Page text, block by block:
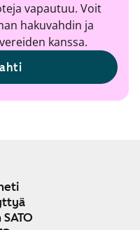
vapautuu. Voit
hakuvahdin ja
kanssa.